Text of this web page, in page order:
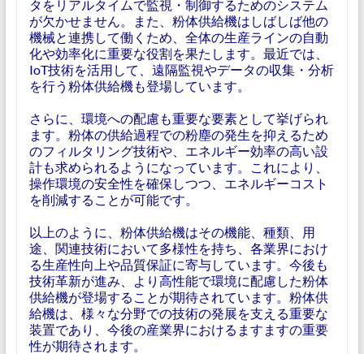
タをリアルタイムで監視・制御するためのシステム
が欠かせません。また、粉体供給機はしばしば他の
機械と連携して働くため、全体の生産ラインの自動
化や効率化に重要な役割を果たします。最近では、
IoT技術を活用して、遠隔監視やデータの収集・分析
を行う粉体供給機も登場しています。
さらに、環境への配慮も重要な要素として挙げられ
ます。粉体の供給過程での粉塵の発生を抑えるため
のフィルタリング技術や、エネルギー効率の高い設
計も求められるようになっています。これにより、
操作環境の安全性を確保しつつ、エネルギーコスト
を削減することが可能です。
以上のように、粉体供給機はその機能、種類、用
途、関連技術において多様性を持ち、各業界におけ
る生産性向上や品質保証に寄与しています。今後も
技術革新が進み、より高性能で環境に配慮した粉体
供給機が登場することが期待されています。粉体供
給機は、様々な分野での技術の発展を支える重要な
装置であり、今後の産業界におけるますますの重要
性が期待されます。